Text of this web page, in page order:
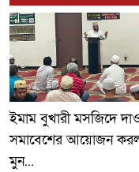
ইমাম বুখারী মসজিদে
সমাবেশের আয়োজন
মুন...